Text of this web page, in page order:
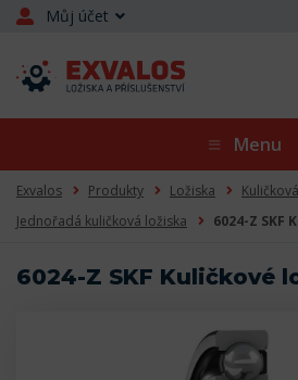
Můj účet
Menu
Exvalos Produkty Ložiska
Jednořadá kuličková ložiska
6024-Z SKF
6024-Z SKF Kuličkové